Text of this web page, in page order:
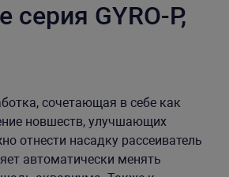
GYRO-P,
сочетающая в себе как
новшеств, улучшающих
отнести насадку рассеиватель
автоматически менять